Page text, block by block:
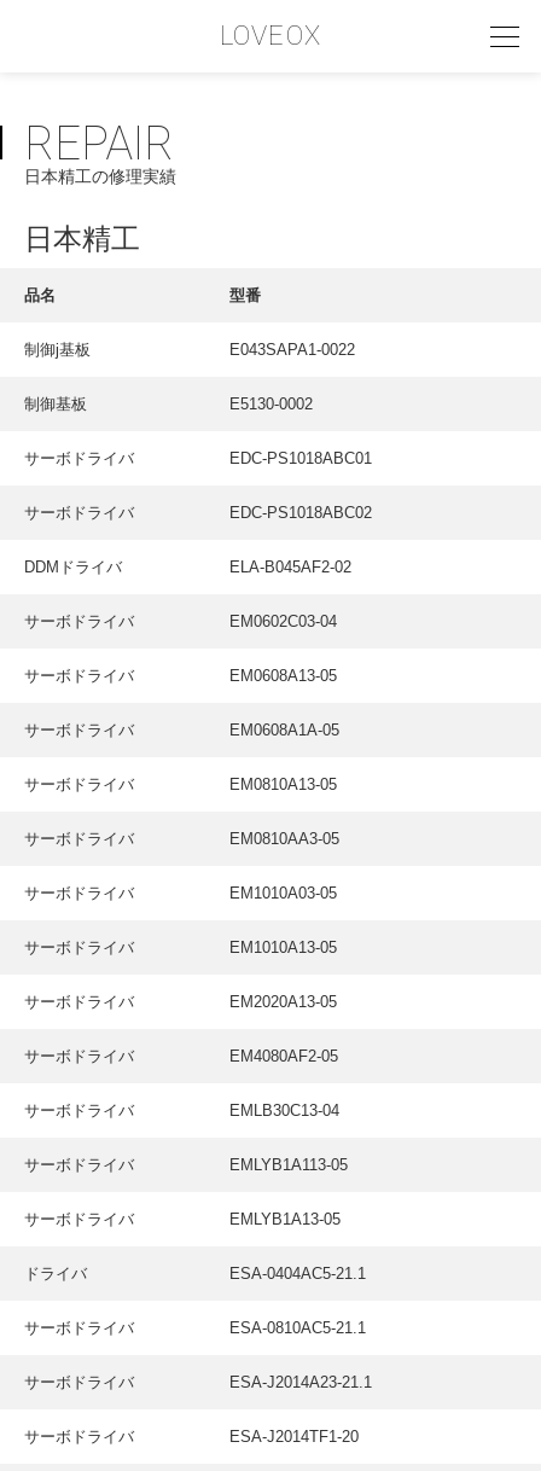
LOVEOX
PHILOSOPHY
フィロソフィー
COMPANY PROFILE
INTERVIEW
お客様インタビュー
RECRUIT
お問い合わせ
REPAIR
日本精工の修理実績
日本精工
品名 型番
制御j基板 E043SAPA1-0022
制御基板 E5130-0002
サーボドライバ EDC-PS1018ABC01
サーボドライバ EDC-PS1018ABC02
DDMドライバ ELA-B045AF2-02
サーボドライバ EM0602C03-04
サーボドライバ EM0608A13-05
サーボドライバ EM0608A1A-05
サーボドライバ EM0810A13-05
サーボドライバ EM0810AA3-05
サーボドライバ EM1010A03-05
サーボドライバ EM1010A13-05
サーボドライバ EM2020A13-05
サーボドライバ EM4080AF2-05
サーボドライバ EMLB30C13-04
サーボドライバ EMLYB1A113-05
サーボドライバ EMLYB1A13-05
ドライバ ESA-0404AC5-21.1
サーボドライバ ESA-0810AC5-21.1
サーボドライバ ESA-J2014A23-21.1
サーボドライバ ESA-J2014TF1-20